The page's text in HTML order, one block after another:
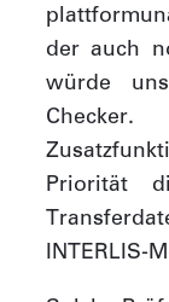
der auch
würde
Priorität
INTERLIS-